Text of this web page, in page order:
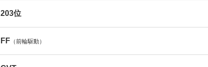
203位
FF （前輪駆動）